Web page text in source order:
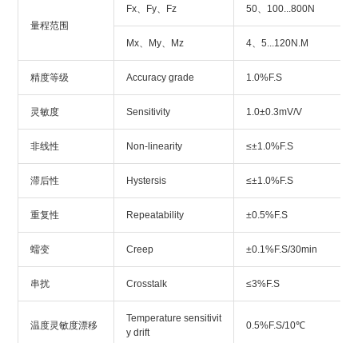
量程范围
Fx、Fy、Fz 50、100...800N
Mx、My、Mz 4、5...120N.M
精度等级 Accuracy grade 1.0%F.S
灵敏度 Sensitivity 1.0±0.3mV/V
非线性 Non-linearity ≤±1.0%F.S
滞后性 Hystersis ≤±1.0%F.S
重复性 Repeatability ±0.5%F.S
蠕变 Creep ±0.1%F.S/30min
串扰 Crosstalk ≤3%F.S
温度灵敏度漂移
Temperature sensitivit
y drift
0.5%F.S/10℃